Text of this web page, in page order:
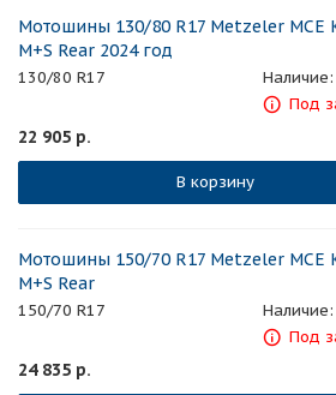
Мотошины 130/80 R17 Metzeler MCE
M+S Rear 2024 год
130/80 R17 Наличие:
Под
22 905 р.
В корзину
Мотошины 150/70 R17 Metzeler MCE
M+S Rear
150/70 R17 Наличие:
Под
24 835 р.